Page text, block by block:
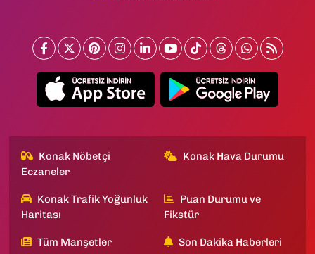
Konak Nöbetçi
Eczaneler
Konak Hava Durumu
Konak Trafik Yoğunluk
Haritası
Puan Durumu ve
Fikstür
Tüm Manşetler Son Dakika Haberleri